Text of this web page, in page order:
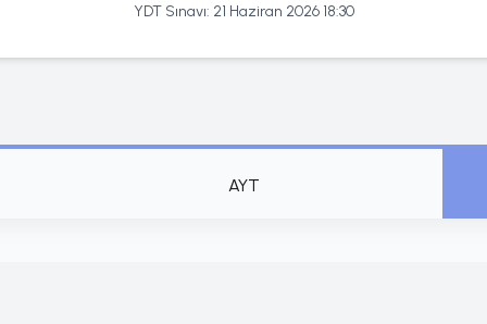
YDT Sınavı: 21 Haziran 2026 18:30
AYT